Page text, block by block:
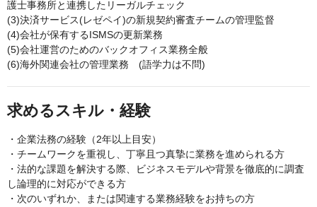
護士事務所と連携したリーガルチェック
(3)決済サービス(レゼペイ)の新規契約審査チームの管理監督
(4)会社が保有するISMSの更新業務
(5)会社運営のためのバックオフィス業務全般
(6)海外関連会社の管理業務 (語学力は不問)
求めるスキル・経験
・企業法務の経験（2年以上目安）
・チームワークを重視し、丁寧且つ真摯に業務を進められる方
・法的な課題を解決する際、ビジネスモデルや背景を徹底的に調査
し論理的に対応ができる方
・次のいずれか、または関連する業務経験をお持ちの方